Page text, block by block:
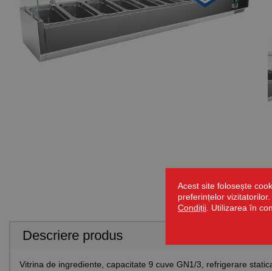
Acest site folosește
preferințelor
Condiții . Utilizarea în
Descriere produs
Vitrina de ingrediente, capacitate 9 cuve GN1/3, refrigerare